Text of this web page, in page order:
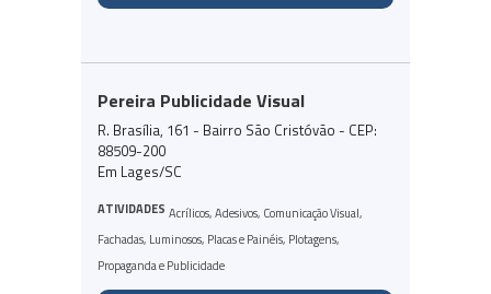
Pereira Publicidade Visual
R. Brasília, 161 - Bairro São Cristóvão - CEP:
88509-200
Em Lages/SC
ATIVIDADES Acrílicos,Adesivos, Comunicação Visual,
Fachadas, Luminosos, Placas e Painéis, Plotagens,
Propaganda e Publicidade